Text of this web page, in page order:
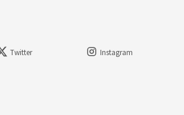
Twitter
Instagram